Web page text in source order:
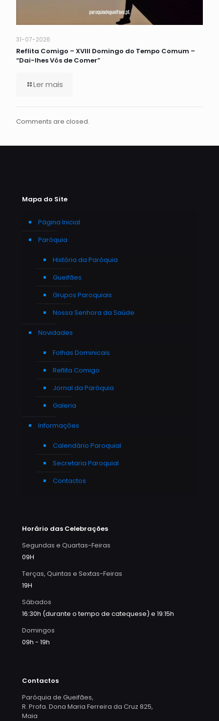
31-07-2026
Reflita Comigo – XVIII Domingo do Tempo Comum –
“Dai-lhes Vós de Comer”
Ler mais
Comments are closed.
Mapa do Site
Página Inicial
Paróquia
História da Paróquia
Gueifães
Grupos Paroquiais
Nossa Senhora da Saúde
Novidades
Folhas Dominicais
Reflita Comigo
Jornal da Paróquia
Galeria
Informações
Calendário Paroquial
Secretaria Paroquial
Contactos
Horário das Celebrações
Segundas e Quartas-Feiras
09H
Terças, Quintas e Sextas-Feiras
19H
Sábados
16:30h (durante o tempo de catequese) e 19:15h
Domingos
09h - 19h
Contactos
Paróquia de Gueifães,
R. Profa. Dona Maria Ferreira da Cruz 825,
Maia